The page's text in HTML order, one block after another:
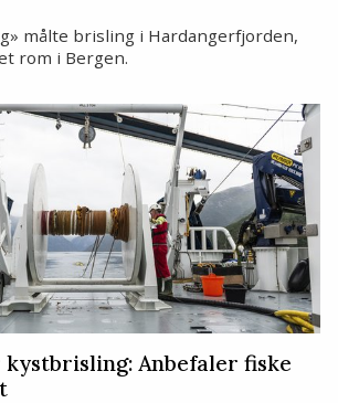
målte brisling i Hardangerfjorden,
rom i Bergen.
Anbefaler fiske